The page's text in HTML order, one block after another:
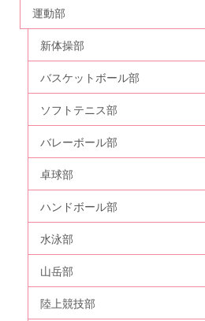
運動部
新体操部
バスケットボール部
ソフトテニス部
バレーボール部
卓球部
ハンドボール部
水泳部
山岳部
陸上競技部